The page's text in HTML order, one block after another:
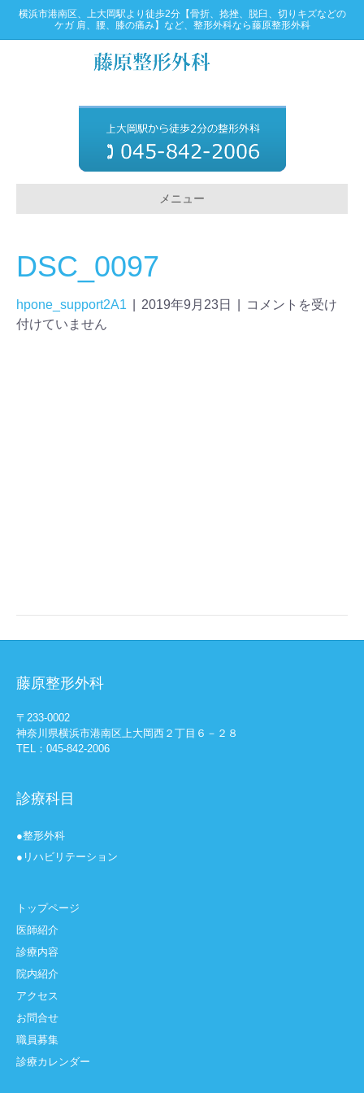
横浜市港南区、上大岡駅より徒歩2分【骨折、捻挫、脱臼、切りキズなどの
ケガ 肩、腰、膝の痛み】など、整形外科なら藤原整形外科
メニュー
DSC_0097
hpone_support2A1 2019年9月23日
コメントを受け
付けていません
藤原整形外科
〒233-0002
神奈川県横浜市港南区上大岡西２丁目６－２８
TEL：045-842-2006
診療科目
●整形外科
●リハビリテーション
トップページ
医師紹介
診療内容
院内紹介
アクセス
お問合せ
職員募集
診療カレンダー